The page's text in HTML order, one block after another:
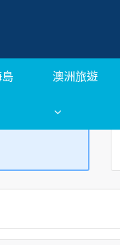
澳洲旅遊